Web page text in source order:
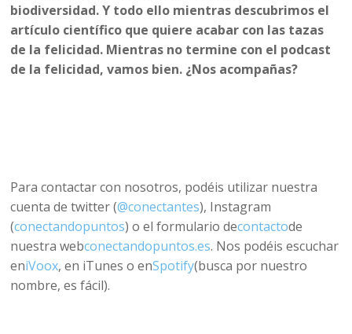
biodiversidad. Y todo ello mientras descubrimos el
artículo científico que quiere acabar con las tazas
de la felicidad. Mientras no termine con el podcast
de la felicidad, vamos bien. ¿Nos acompañas?
Para contactar con nosotros, podéis utilizar nuestra
cuenta de twitter (@conectantes), Instagram
(conectandopuntos) o el formulario decontactode
nuestra webconectandopuntos.es. Nos podéis escuchar
eniVoox, en iTunes o enSpotify(busca por nuestro
nombre, es fácil).